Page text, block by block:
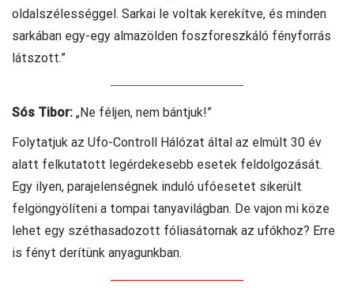
oldalszélességgel. Sarkai le voltak kerekítve, és minden
sarkában egy-egy almazölden foszforeszkáló fényforrás
látszott.”
Sós Tibor: „Ne féljen, nem bántjuk!”
Folytatjuk az Ufo-Controll Hálózat által az elmúlt 30 év
alatt felkutatott legérdekesebb esetek feldolgozását.
Egy ilyen, parajelenségnek induló ufóesetet sikerült
felgöngyölíteni a tompai tanyavilágban. De vajon mi köze
lehet egy széthasadozott fóliasátornak az ufókhoz? Erre
is fényt derítünk anyagunkban.